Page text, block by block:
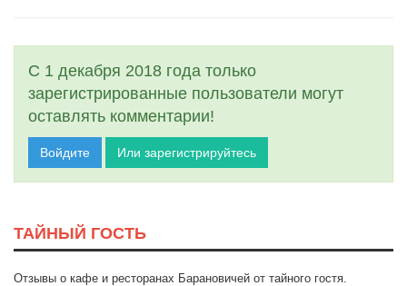
С 1 декабря 2018 года только
зарегистрированные пользователи могут
оставлять комментарии!
Войдите Или зарегистрируйтесь
ТАЙНЫЙ ГОСТЬ
Отзывы о кафе и ресторанах Барановичей от тайного гостя.